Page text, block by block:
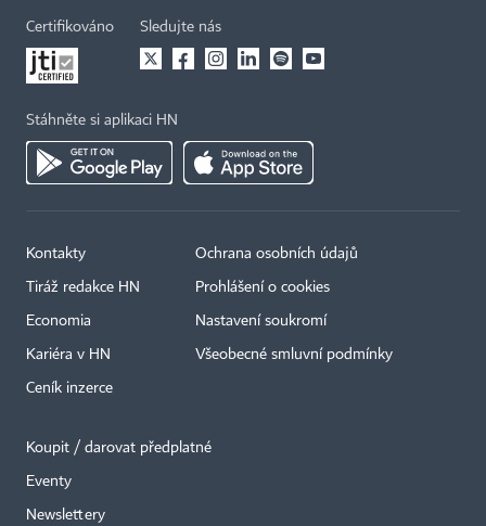
Certifikováno Sledujte nás
Stáhněte si aplikaci HN
Kontakty
Tiráž redakce HN
Economia
Kariéra v HN
Ceník inzerce
Ochrana osobních údajů
Prohlášení o cookies
Nastavení soukromí
Všeobecné smluvní podmínky
Koupit / darovat předplatné
Eventy
Newslettery